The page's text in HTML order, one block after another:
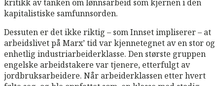
kritikk av tanken om lønnsarbeid som kjernen i den
kapitalistiske samfunnsorden.
Dessuten er det ikke riktig – som Innset impliserer – at
arbeidslivet på Marx’ tid var kjennetegnet av en stor og
enhetlig industriarbeiderklasse. Den største gruppen
engelske arbeidstakere var tjenere, etterfulgt av
jordbruksarbeidere. Når arbeiderklassen etter hvert